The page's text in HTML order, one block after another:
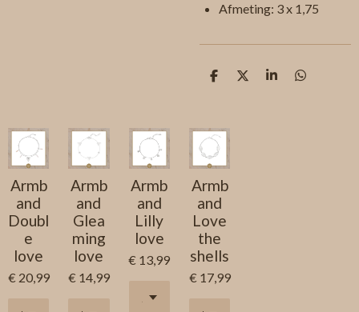
Afmeting: 3 x 1,75
D
n
D
S
D
Armb
and
Doubl
e
love
€ 20,99
Armb
and
Glea
ming
love
€ 14,99
Armb
and
Lilly
love
€ 13,99
Armb
and
Love
the
shells
€ 17,99